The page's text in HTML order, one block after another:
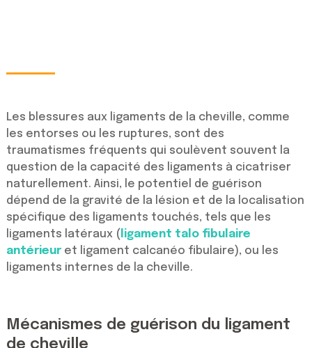
Les blessures aux ligaments de la cheville, comme
les entorses ou les ruptures, sont des
traumatismes fréquents qui soulèvent souvent la
question de la capacité des ligaments à cicatriser
naturellement. Ainsi, le potentiel de guérison
dépend de la gravité de la lésion et de la localisation
spécifique des ligaments touchés, tels que les
ligaments latéraux ( ligament talo fibulaire
antérieuret ligament calcanéo fibulaire), ou les
ligaments internes de la cheville.
Mécanismes de guérison du ligament
de cheville